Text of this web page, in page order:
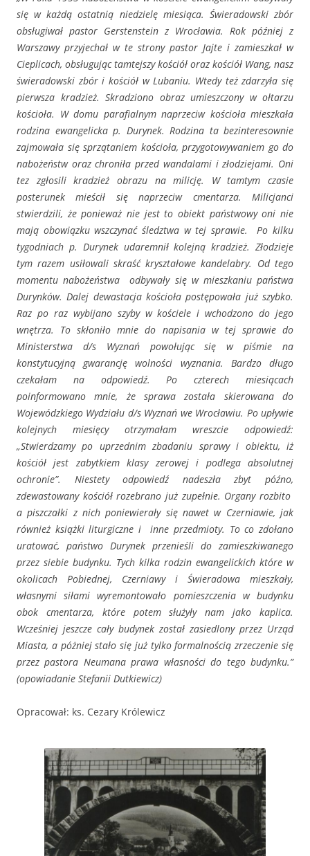
się w każdą ostatnią niedzielę miesiąca. Świeradowski zbór
obsługiwał pastor Gerstenstein z Wrocławia. Rok później z
Warszawy przyjechał w te strony pastor Jajte i zamieszkał w
Cieplicach, obsługując tamtejszy kościół oraz kościół Wang, nasz
świeradowski zbór i kościół w Lubaniu. Wtedy też zdarzyła się
pierwsza kradzież. Skradziono obraz umieszczony w ołtarzu
kościoła. W domu parafialnym naprzeciw kościoła mieszkała
rodzina ewangelicka p. Durynek. Rodzina ta bezinteresownie
zajmowała się sprzątaniem kościoła, przygotowywaniem go do
nabożeństw oraz chroniła przed wandalami i złodziejami. Oni
tez zgłosili kradzież obrazu na milicję. W tamtym czasie
posterunek mieścił się naprzeciw cmentarza. Milicjanci
stwierdzili, że ponieważ nie jest to obiekt państwowy oni nie
mają obowiązku wszczynać śledztwa w tej sprawie. Po kilku
tygodniach p. Durynek udaremnił kolejną kradzież. Złodzieje
tym razem usiłowali skraść kryształowe kandelabry. Od tego
momentu nabożeństwa odbywały się w mieszkaniu państwa
Durynków. Dalej dewastacja kościoła postępowała już szybko.
Raz po raz wybijano szyby w kościele i wchodzono do jego
wnętrza. To skłoniło mnie do napisania w tej sprawie do
Ministerstwa d/s Wyznań powołując się w piśmie na
konstytucyjną gwarancję wolności wyznania. Bardzo długo
czekałam na odpowiedź. Po czterech miesiącach
poinformowano mnie, że sprawa została skierowana do
Wojewódzkiego Wydziału d/s Wyznań we Wrocławiu. Po upływie
kolejnych miesięcy otrzymałam wreszcie odpowiedź:
„Stwierdzamy po uprzednim zbadaniu sprawy i obiektu, iż
kościół jest zabytkiem klasy zerowej i podlega absolutnej
ochronie”. Niestety odpowiedź nadeszła zbyt późno,
zdewastowany kościół rozebrano już zupełnie. Organy rozbito
a piszczałki z nich poniewierały się nawet w Czerniawie, jak
również książki liturgiczne i inne przedmioty. To co zdołano
uratować, państwo Durynek przenieśli do zamieszkiwanego
przez siebie budynku. Tych kilka rodzin ewangelickich które w
okolicach Pobiednej, Czerniawy i Świeradowa mieszkały,
własnymi siłami wyremontowało pomieszczenia w budynku
obok cmentarza, które potem służyły nam jako kaplica.
Wcześniej jeszcze cały budynek został zasiedlony przez Urząd
Miasta, a póżniej stało się już tylko formalnością zrzeczenie się
przez pastora Neumana prawa własności do tego budynku.”
(opowiadanie Stefanii Dutkiewicz)
Opracował: ks. Cezary Królewicz